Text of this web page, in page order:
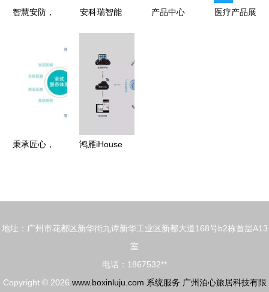
谷瀑环保
智慧安防，
电亮相
2024北京
安博会，全
引关注
安科瑞智能
灯光控制软
件
产品中心
医疗产品展
秉承匠心，
鸿雁iHouse
的规划与挑
地址：广州市花都区新华街九谭新华工业区新都大道168号b2栋首层A13
室
电话：1867532**
Copyright © 2026 www.boxinluju.com 系统服务 广州泊心旅居科技有限